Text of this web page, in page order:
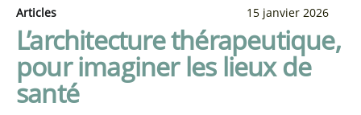
Articles 15 janvier 2026
L’architecture thérapeutique,
pour imaginer les lieux de
santé